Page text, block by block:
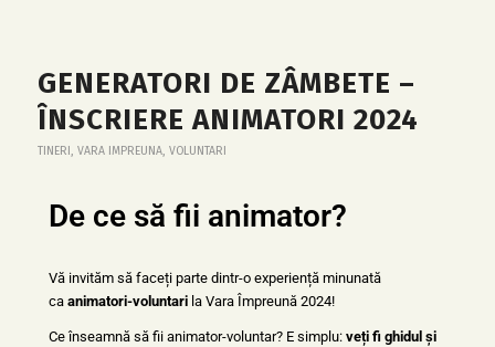
GENERATORI DE ZÂMBETE –
ÎNSCRIERE ANIMATORI 2024
TINERI, VARA IMPREUNA, VOLUNTARI
De ce să fii animator?
Vă invităm să faceți parte dintr-o experiență minunată
ca animatori-voluntarila Vara Împreună 2024!
Ce înseamnă să fii animator-voluntar? E simplu: veți fi ghidul și